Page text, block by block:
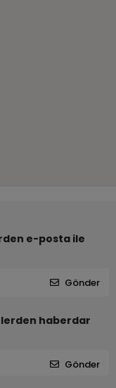
e-posta ile
Gönder
haberdar
Gönder